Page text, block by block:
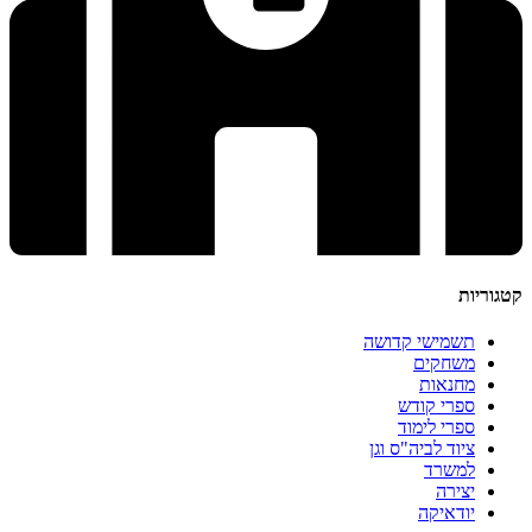
קטגוריות
תשמישי קדושה
משחקים
מחנאות
ספרי קודש
ספרי לימוד
ציוד לביה"ס וגן
למשרד
יצירה
יודאיקה